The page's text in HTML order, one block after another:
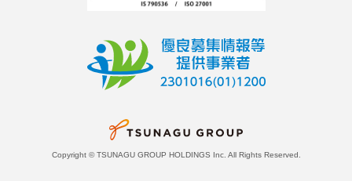
Copyright © TSUNAGU GROUP HOLDINGS Inc. All Rights Reserved.